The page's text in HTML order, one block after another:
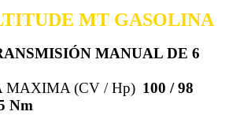
MT GASOLINA
MANUAL DE 6
MAXIMA (CV / Hp) 100 / 98
Nm